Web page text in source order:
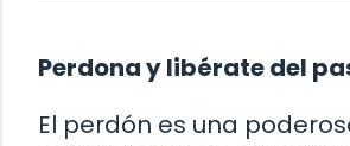
Perdona y libérate del
El perdón es una